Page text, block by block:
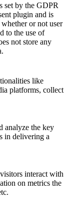
set by the GDPR
plugin and is
whether or not user
to the use of
not store any
like
platforms, collect
analyze the key
in delivering a
interact with
on metrics the